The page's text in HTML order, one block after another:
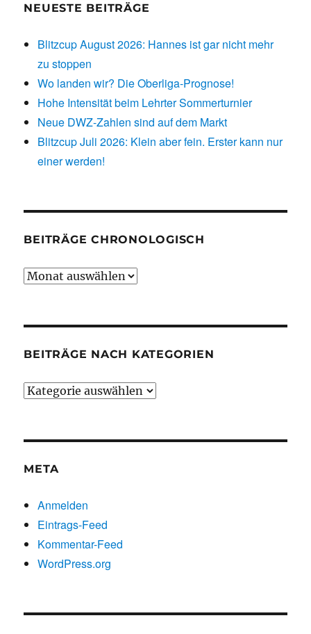
NEUESTE BEITRÄGE
Blitzcup August 2026: Hannes ist gar nicht mehr
zu stoppen
Wo landen wir? Die Oberliga-Prognose!
Hohe Intensität beim Lehrter Sommerturnier
Neue DWZ-Zahlen sind auf dem Markt
Blitzcup Juli 2026: Klein aber fein. Erster kann nur
einer werden!
BEITRÄGE CHRONOLOGISCH
Beiträge
BEITRÄGE NACH KATEGORIEN
Beiträge
META
Anmelden
Eintrags-Feed
Kommentar-Feed
WordPress.org